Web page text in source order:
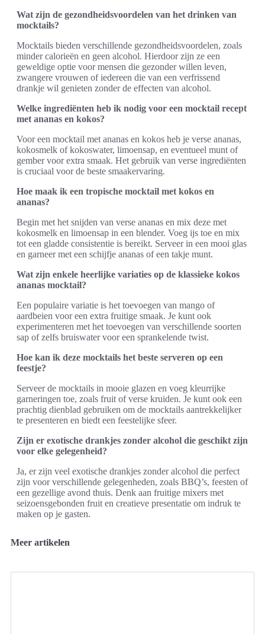
Wat zijn de gezondheidsvoordelen van het drinken van
mocktails?
Mocktails bieden verschillende gezondheidsvoordelen, zoals
minder calorieën en geen alcohol. Hierdoor zijn ze een
geweldige optie voor mensen die gezonder willen leven,
zwangere vrouwen of iedereen die van een verfrissend
drankje wil genieten zonder de effecten van alcohol.
Welke ingrediënten heb ik nodig voor een mocktail recept
met ananas en kokos?
Voor een mocktail met ananas en kokos heb je verse ananas,
kokosmelk of kokoswater, limoensap, en eventueel munt of
gember voor extra smaak. Het gebruik van verse ingrediënten
is cruciaal voor de beste smaakervaring.
Hoe maak ik een tropische mocktail met kokos en
ananas?
Begin met het snijden van verse ananas en mix deze met
kokosmelk en limoensap in een blender. Voeg ijs toe en mix
tot een gladde consistentie is bereikt. Serveer in een mooi glas
en garneer met een schijfje ananas of een takje munt.
Wat zijn enkele heerlijke variaties op de klassieke kokos
ananas mocktail?
Een populaire variatie is het toevoegen van mango of
aardbeien voor een extra fruitige smaak. Je kunt ook
experimenteren met het toevoegen van verschillende soorten
sap of zelfs bruiswater voor een sprankelende twist.
Hoe kan ik deze mocktails het beste serveren op een
feestje?
Serveer de mocktails in mooie glazen en voeg kleurrijke
garneringen toe, zoals fruit of verse kruiden. Je kunt ook een
prachtig dienblad gebruiken om de mocktails aantrekkelijker
te presenteren en biedt een feestelijke sfeer.
Zijn er exotische drankjes zonder alcohol die geschikt zijn
voor elke gelegenheid?
Ja, er zijn veel exotische drankjes zonder alcohol die perfect
zijn voor verschillende gelegenheden, zoals BBQ’s, feesten of
een gezellige avond thuis. Denk aan fruitige mixers met
seizoensgebonden fruit en creatieve presentatie om indruk te
maken op je gasten.
Meer artikelen